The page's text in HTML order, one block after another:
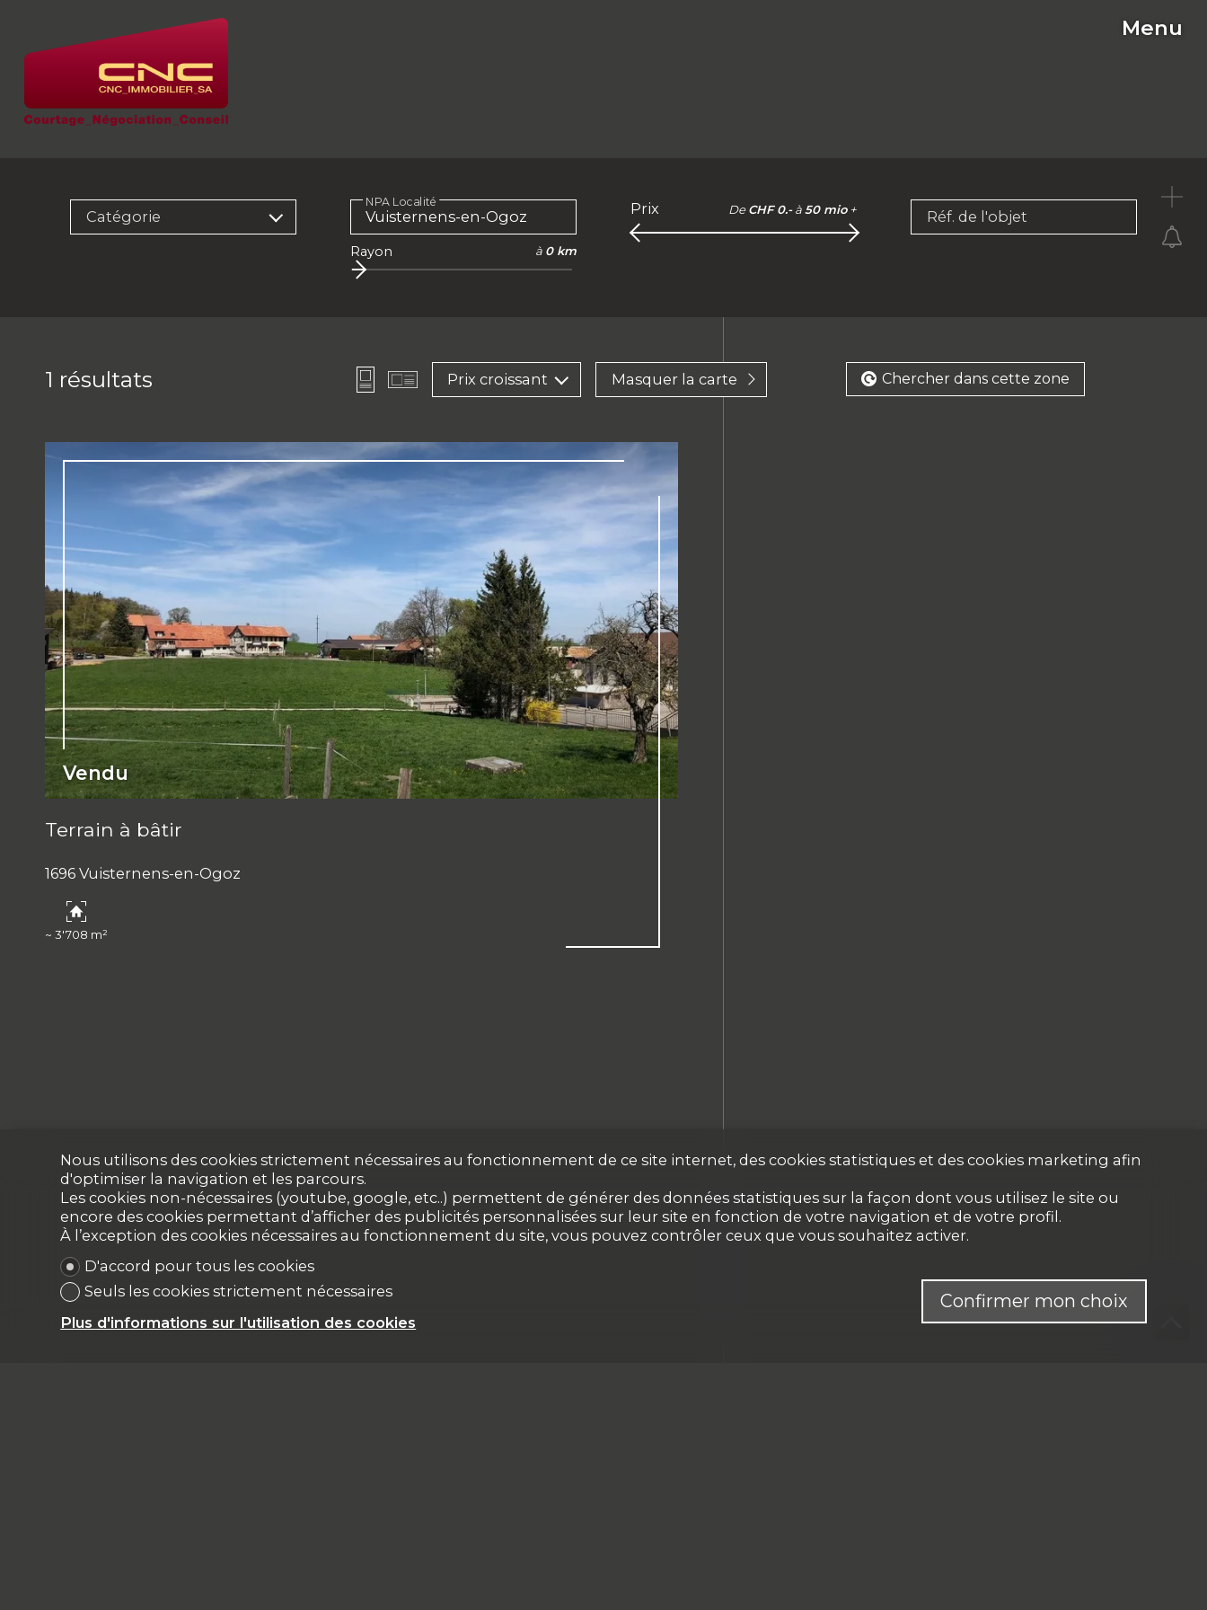
Menu
Catégorie
NPA Localité
Rayon à 0 km
Prix De CHF 0.- à50 mio + Réf. de l'objet
1 résultats Prix croissant Masquer la carte
Vendu
Terrain à bâtir
1696 Vuisternens-en-Ogoz
~ 3'708 m²
Chercher dans cette zone
Nous utilisons des cookies strictement nécessaires au fonctionnement de ce site internet, des cookies statistiques et des cookies marketing afin
d'optimiser la navigation et les parcours.
Les cookies non-nécessaires (youtube, google, etc..) permettent de générer des données statistiques sur la façon dont vous utilisez le site ou
encore des cookies permettant d’afficher des publicités personnalisées sur leur site en fonction de votre navigation et de votre profil.
À l’exception des cookies nécessaires au fonctionnement du site, vous pouvez contrôler ceux que vous souhaitez activer.
D'accord pour tous les cookies
Seuls les cookies strictement nécessaires
Plus d'informations sur l'utilisation des cookies
Confirmer mon choix